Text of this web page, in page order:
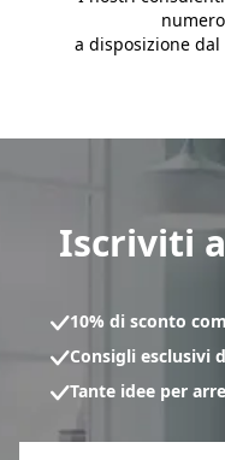
numero
a disposizione dal
Iscriviti
10% di sconto
Consigli esclusivi
Tante idee per